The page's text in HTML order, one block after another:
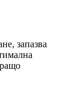
запазва